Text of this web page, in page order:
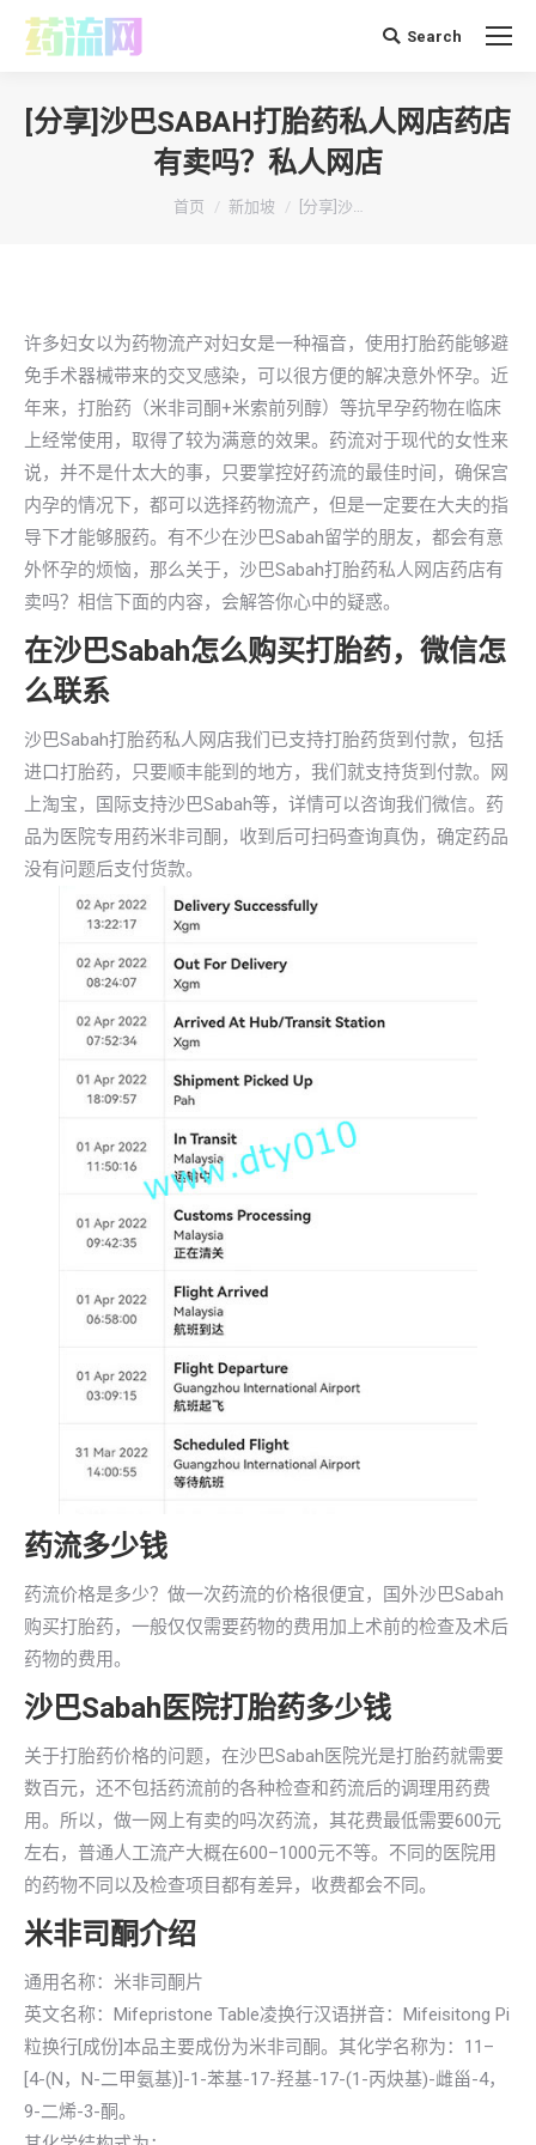
搜 Search
[分享]沙巴SABAH打胎药私人网店药店
有卖吗？私人网店
你在这里：
首页 新加坡 [分享]沙…
许多妇女以为药物流产对妇女是一种福音，使用打胎药能够避
免手术器械带来的交叉感染，可以很方便的解决意外怀孕。近
年来，打胎药（米非司酮+米索前列醇）等抗早孕药物在临床
上经常使用，取得了较为满意的效果。药流对于现代的女性来
说，并不是什太大的事，只要掌控好药流的最佳时间，确保宫
内孕的情况下，都可以选择药物流产，但是一定要在大夫的指
导下才能够服药。有不少在沙巴Sabah留学的朋友，都会有意
外怀孕的烦恼，那么关于，沙巴Sabah打胎药私人网店药店有
卖吗？相信下面的内容，会解答你心中的疑惑。
在沙巴Sabah怎么购买打胎药，微信怎
么联系
沙巴Sabah打胎药私人网店我们已支持打胎药货到付款，包括
进口打胎药，只要顺丰能到的地方，我们就支持货到付款。网
上淘宝，国际支持沙巴Sabah等，详情可以咨询我们微信。药
品为医院专用药米非司酮，收到后可扫码查询真伪，确定药品
没有问题后支付货款。
药流多少钱
药流价格是多少？做一次药流的价格很便宜，国外沙巴Sabah
购买打胎药，一般仅仅需要药物的费用加上术前的检查及术后
药物的费用。
沙巴Sabah医院打胎药多少钱
关于打胎药价格的问题，在沙巴Sabah医院光是打胎药就需要
数百元，还不包括药流前的各种检查和药流后的调理用药费
用。所以，做一网上有卖的吗次药流，其花费最低需要600元
左右，普通人工流产大概在600–1000元不等。不同的医院用
的药物不同以及检查项目都有差异，收费都会不同。
米非司酮介绍
通用名称：米非司酮片
英文名称：Mifepristone Table凌换行汉语拼音：Mifeisitong Pi
粒换行[成份]本品主要成份为米非司酮。其化学名称为：11–
[4-(N，N-二甲氨基)]-1-苯基-17-羟基-17-(1-丙炔基)-雌甾-4，
9-二烯-3-酮。